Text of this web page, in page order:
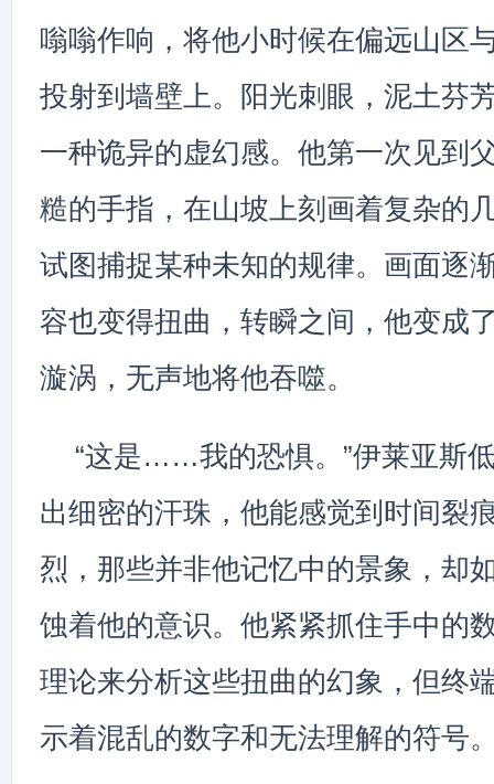
嗡嗡作响，将他小时候在偏远山区
投射到墙壁上。阳光刺眼，泥土芬
一种诡异的虚幻感。他第一次见到
糙的手指，在山坡上刻画着复杂的
试图捕捉某种未知的规律。画面逐
容也变得扭曲，转瞬之间，他变成
漩涡，无声地将他吞噬。
“这是……我的恐惧。”伊莱亚斯
出细密的汗珠，他能感觉到时间裂
烈，那些并非他记忆中的景象，却
蚀着他的意识。他紧紧抓住手中的
理论来分析这些扭曲的幻象，但终
示着混乱的数字和无法理解的符号